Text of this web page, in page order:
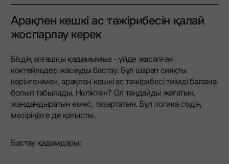
Арақпен кешкі ас тәжірибесін қалай
жоспарлау керек
Біздің алғашқы қадамымыз - үйде жасалған
коктейльдер жасауды бастау. Бұл шарап сияқты
көрінгенімен, арақпен кешкі ас тәжірибесі тиімді балама
болып табылады. Неліктен? Ол таңдайды жағатын,
жандандыратын емес, тазартатын. Бұл логика сіздің
мәзіріңізге де қатысты.
Бастау қадамдары: